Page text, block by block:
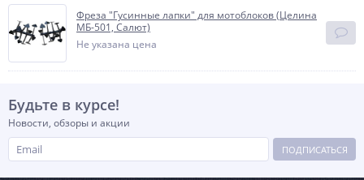
Фреза "Гусинные лапки" для мотоблоков (Целина
МБ-501, Салют)
Не указана цена
Будьте в курсе!
Новости, обзоры и акции
ПОДПИСАТЬСЯ